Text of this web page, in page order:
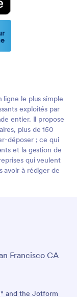
le plus simple
exploités par
entier. Il propose
plus de 150
déposer ; ce qui
et la gestion de
qui veulent
avoir à rédiger de
Francisco CA
and the Jotform